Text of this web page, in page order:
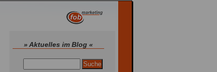
» Aktuelles im Blog «